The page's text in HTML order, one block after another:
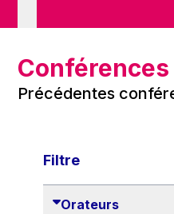
Conférences
Précédentes
Filtre
Orateurs